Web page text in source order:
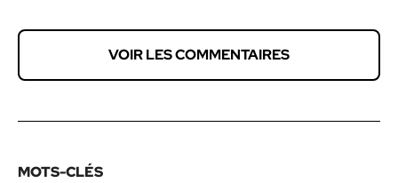
VOIR LES COMMENTAIRES
MOTS-CLÉS